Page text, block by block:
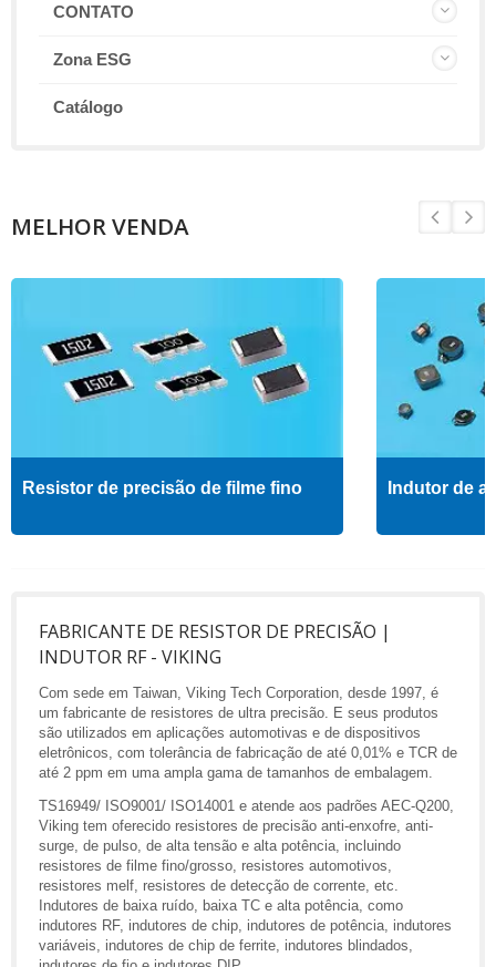
CONTATO
Zona ESG
Catálogo
MELHOR VENDA
Resistor de precisão de filme fino Indutor de
FABRICANTE DE RESISTOR DE PRECISÃO |
INDUTOR RF - VIKING
Com sede em Taiwan, Viking Tech Corporation, desde 1997, é
um fabricante de resistores de ultra precisão. E seus produtos
são utilizados em aplicações automotivas e de dispositivos
eletrônicos, com tolerância de fabricação de até 0,01% e TCR de
até 2 ppm em uma ampla gama de tamanhos de embalagem.
TS16949/ ISO9001/ ISO14001 e atende aos padrões AEC-Q200,
Viking tem oferecido resistores de precisão anti-enxofre, anti-
surge, de pulso, de alta tensão e alta potência, incluindo
resistores de filme fino/grosso, resistores automotivos,
resistores melf, resistores de detecção de corrente, etc.
Indutores de baixa ruído, baixa TC e alta potência, como
indutores RF, indutores de chip, indutores de potência, indutores
variáveis, indutores de chip de ferrite, indutores blindados,